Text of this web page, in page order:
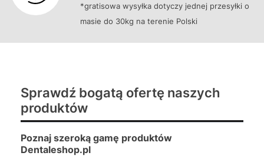
*gratisowa wysyłka dotyczy jednej przesyłki o
masie do 30kg na terenie Polski
Sprawdź bogatą ofertę naszych
produktów
Poznaj szeroką gamę produktów
Dentaleshop.pl